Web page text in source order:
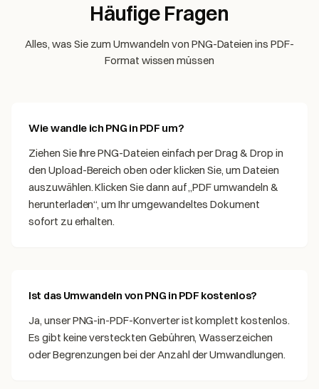
Häufige Fragen
Alles, was Sie zum Umwandeln von PNG-Dateien ins PDF-
Format wissen müssen
Wie wandle ich PNG in PDF um?
Ziehen Sie Ihre PNG-Dateien einfach per Drag & Drop in
den Upload-Bereich oben oder klicken Sie, um Dateien
auszuwählen. Klicken Sie dann auf „PDF umwandeln &
herunterladen“, um Ihr umgewandeltes Dokument
sofort zu erhalten.
Ist das Umwandeln von PNG in PDF kostenlos?
Ja, unser PNG-in-PDF-Konverter ist komplett kostenlos.
Es gibt keine versteckten Gebühren, Wasserzeichen
oder Begrenzungen bei der Anzahl der Umwandlungen.